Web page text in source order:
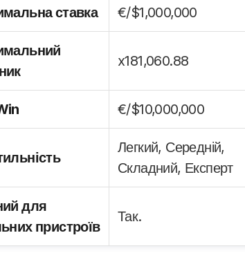
ставка €/$1,000,000
x181,060.88
€/$10,000,000
Легкий, Середній,
Складний, Експерт
для
пристроїв
Так.